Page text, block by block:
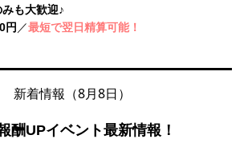
も大歓迎♪
円 ／最短で翌日精算可能！
新着情報（8月8日）
酬UPイベント最新情報！